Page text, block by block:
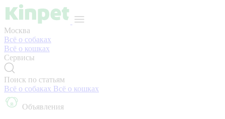
Москва
Всё о собаках
Всё о кошках
Сервисы
Поиск по статьям
Всё о собаках Всё о кошках
Объявления